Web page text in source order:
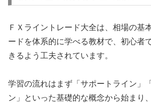
ＦＸライントレード大全は、相場の基
ードを体系的に学べる教材で、初心者
きるよう工夫されています。
学習の流れはまず「サポートライン」
ン」といった基礎的な概念から始まり